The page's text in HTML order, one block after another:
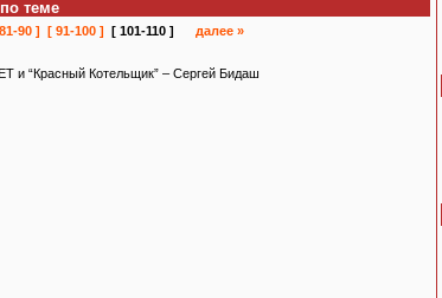
теме
90 ] [ 91-100 ] [ 101-110 ]
далее »
и “Красный Котельщик” – Сергей Бидаш